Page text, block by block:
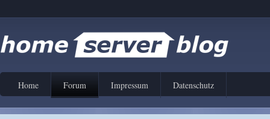
Home Forum Impressum Datenschutz